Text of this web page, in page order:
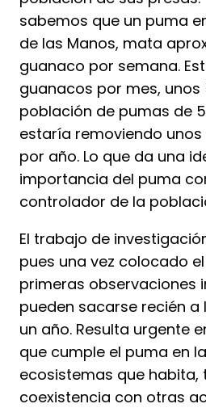
sabemos que un puma
de las Manos, mata
guanaco por semana.
guanacos por mes, unos
población de pumas de
estaría removiendo
por año. Lo que da una
importancia del puma
controlador de la
El trabajo de
pues una vez colocado
primeras observaciones
pueden sacarse recién a
un año. Resulta urgente
que cumple el puma en
ecosistemas que
coexistencia con otras